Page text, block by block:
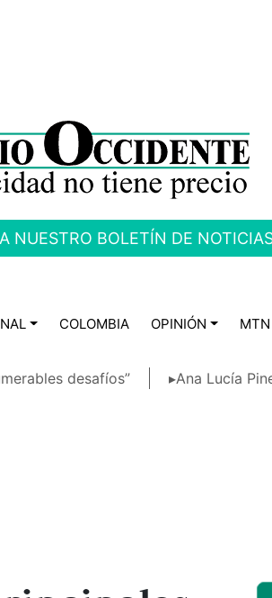
NUESTRO BOLETÍN DE
COLOMBIA OPINIÓN MTN
desafíos”
▸Ana Lucía